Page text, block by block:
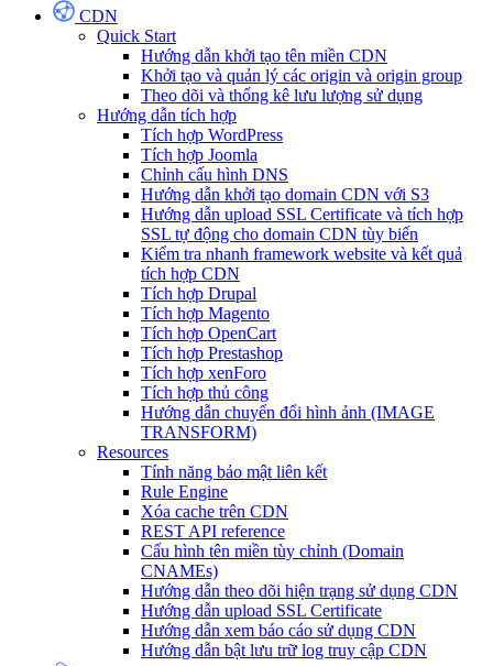
CDN
Quick Start
Hướng dẫn khởi tạo tên miền CDN
Khởi tạo và quản lý các origin và origin group
Theo dõi và thống kê lưu lượng sử dụng
Hướng dẫn tích hợp
Tích hợp WordPress
Tích hợp Joomla
Chỉnh cấu hình DNS
Hướng dẫn khởi tạo domain CDN với S3
Hướng dẫn upload SSL Certificate và tích hợp
SSL tự động cho domain CDN tùy biến
Kiểm tra nhanh framework website và kết quả
tích hợp CDN
Tích hợp Drupal
Tích hợp Magento
Tích hợp OpenCart
Tích hợp Prestashop
Tích hợp xenForo
Tích hợp thủ công
Hướng dẫn chuyển đổi hình ảnh (IMAGE
TRANSFORM)
Resources
Tính năng bảo mật liên kết
Rule Engine
Xóa cache trên CDN
REST API reference
Cấu hình tên miền tùy chỉnh (Domain
CNAMEs)
Hướng dẫn theo dõi hiện trạng sử dụng CDN
Hướng dẫn upload SSL Certificate
Hướng dẫn xem báo cáo sử dụng CDN
Hướng dẫn bật lưu trữ log truy cập CDN